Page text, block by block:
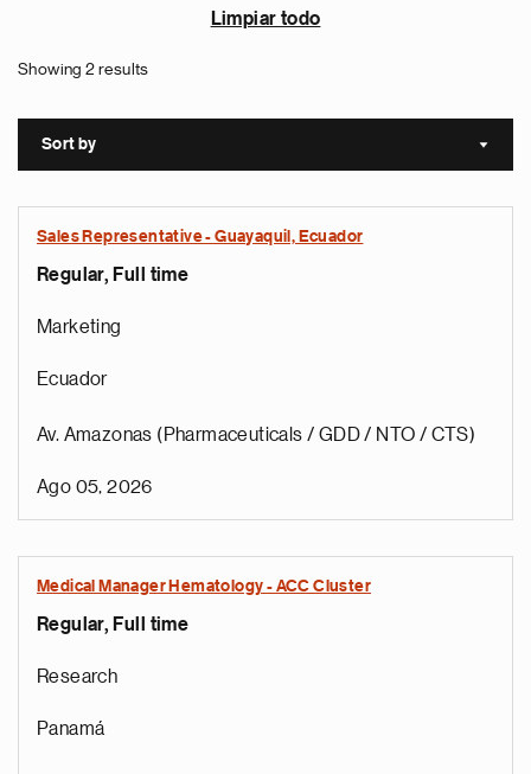
Limpiar todo
Showing 2 results
Sort by Sort
Sales Representative - Guayaquil, Ecuador
Regular, Full time
Marketing
Ecuador
Av. Amazonas (Pharmaceuticals / GDD / NTO / CTS)
Ago 05, 2026
Medical Manager Hematology - ACC Cluster
Regular, Full time
Research
Panamá